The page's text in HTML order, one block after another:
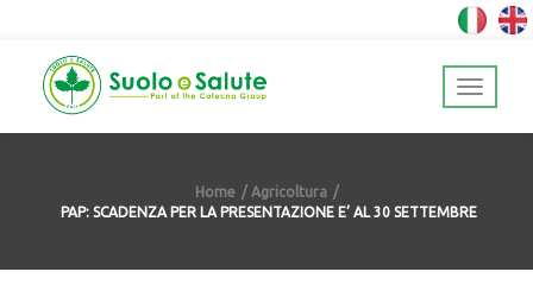
Home
Agricoltura
PAP: SCADENZA PER LA PRESENTAZIONE E’ AL 30 SETTEMBRE